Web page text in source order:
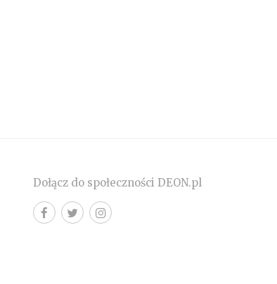
Dołącz do społeczności DEON.pl